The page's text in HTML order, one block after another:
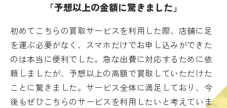
「予想以上の金額に驚きました」
初めてこちらの買取サービスを利用した際、店舗に足
を運ぶ必要がなく、スマホだけでお申し込みができた
のは本当に便利でした。急な出費に対応するために依
頼しましたが、予想以上の高額で買取していただけた
ことに驚きました。サービス全体に満足しており、今
後もぜひこちらのサービスを利用したいと考えていま